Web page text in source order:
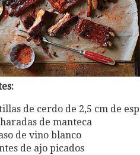
de cerdo de 2,5 cm de
de manteca
de vino blanco
de ajo picados